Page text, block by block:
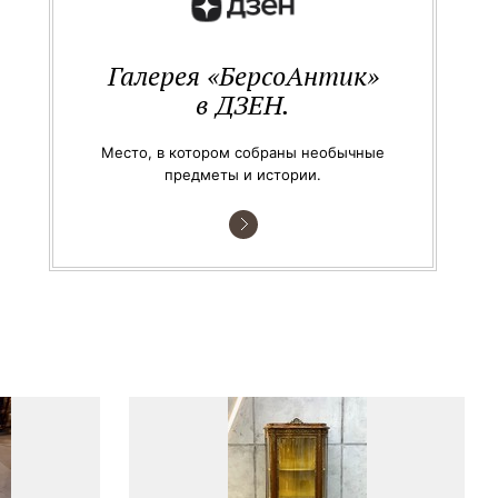
Галерея «БерсоАнтик»
в ДЗЕН.
Место, в котором собраны необычные
предметы и истории.